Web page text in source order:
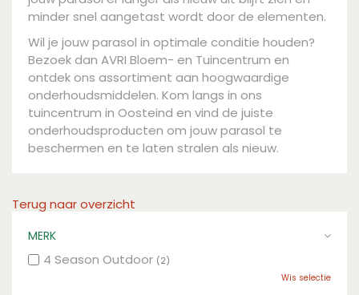
minder snel aangetast wordt door de elementen.
Wil je jouw parasol in optimale conditie houden?
Bezoek dan AVRI Bloem- en Tuincentrum en
ontdek ons assortiment aan hoogwaardige
onderhoudsmiddelen. Kom langs in ons
tuincentrum in Oosteind en vind de juiste
onderhoudsproducten om jouw parasol te
beschermen en te laten stralen als nieuw.
Terug naar overzicht
MERK
4 Season Outdoor (2)
Wis selectie